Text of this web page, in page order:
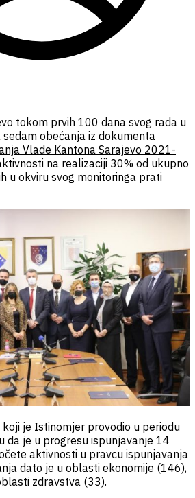
tokom prvih 100 dana svog rada u
obećanja iz dokumenta
Vlade Kantona Sarajevo 2021-
na realizaciji 30% od ukupno
u okviru svog monitoringa prati
je Istinomjer provodio u periodu
da je u progresu ispunjavanje 14
aktivnosti u pravcu ispunjavanja
dato je u oblasti ekonomije (146),
zdravstva (33).